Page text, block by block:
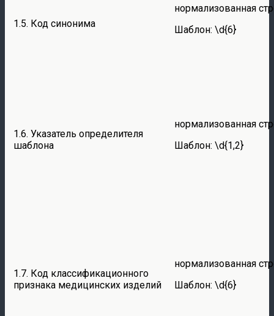
1.5. Код синонима
нормализованная
Шаблон: \d{6}
1.6. Указатель определителя
шаблона
нормализованная
Шаблон: \d{1,2}
1.7. Код классификационного
признака медицинских изделий
нормализованная
Шаблон: \d{6}